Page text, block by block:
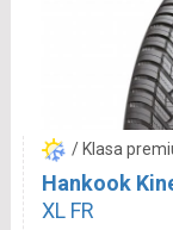
/ Klasa
Hankook
XL FR